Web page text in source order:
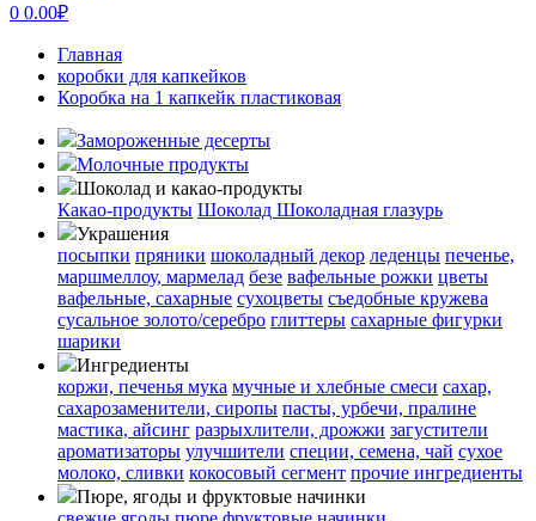
0 0.00₽
Главная
коробки для капкейков
Коробка на 1 капкейк пластиковая
Замороженные десерты
Молочные продукты
Шоколад и какао-продукты
Какао-продукты Шоколад Шоколадная глазурь
Украшения
посыпки пряники шоколадный декор леденцы печенье,
маршмеллоу, мармелад безе вафельные рожки цветы
вафельные, сахарные сухоцветы съедобные кружева
сусальное золото/серебро глиттеры сахарные фигурки
шарики
Ингредиенты
коржи, печенья мука мучные и хлебные смеси сахар,
сахарозаменители, сиропы пасты, урбечи, пралине
мастика, айсинг разрыхлители, дрожжи загустители
ароматизаторы улучшители специи, семена, чай сухое
молоко, сливки кокосовый сегмент прочие ингредиенты
Пюре, ягоды и фруктовые начинки